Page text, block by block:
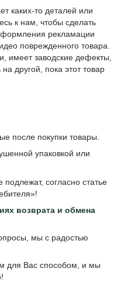
каких-то деталей или
к нам, чтобы сделать
рекламации
поврежденного товара.
имеет заводские дефекты,
другой, пока этот товар
после покупки товары.
упаковкой или
согласно статье
возврата и обмена
мы с радостью
для Вас способом, и мы